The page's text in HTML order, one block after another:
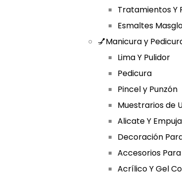
Tratamientos Y
Esmaltes
💅Manicura y
Lima Y Pulidor
Pedicura
Pincel y Punzón
Muestrarios de
Alicate Y
Decoración
Accesorios
Acrílico Y Gel